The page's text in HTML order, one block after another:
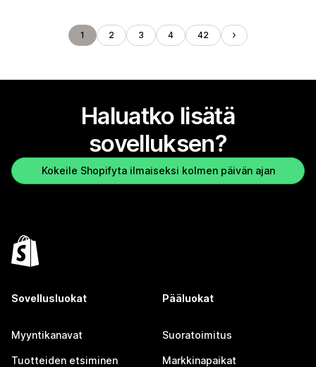
1 2 3 4 42
Haluatko lisätä
sovelluksen?
Kokeile Shopifyta ilmaiseksi kolmen päivän ajan
Sovellusluokat
Myyntikanavat
Tuotteiden etsiminen
Pääluokat
Suoratoimitus
Markkinapaikat